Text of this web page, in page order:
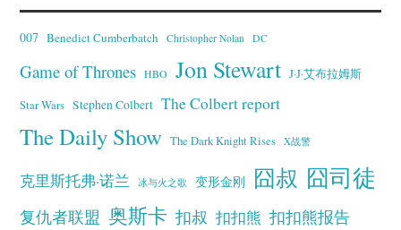
007 Benedict Cumberbatch Christopher Nolan DC
Game of Thrones HBO Jon Stewart J·J·艾布拉姆斯
Star Wars Stephen Colbert The Colbert report
The Daily Show The Dark Knight Rises X战警
克里斯托弗·诺兰 冰与火之歌 变形金刚 囧叔 囧司徒
复仇者联盟 奥斯卡 扣叔 扣扣熊 扣扣熊报告